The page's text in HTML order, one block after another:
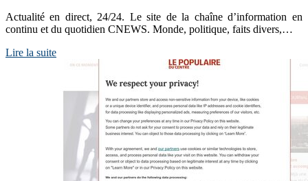
Actualité en direct, 24/24. Le site de la chaîne d’information en
continu et du quotidien CNEWS. Monde, politique, faits divers,…
Lire la suite